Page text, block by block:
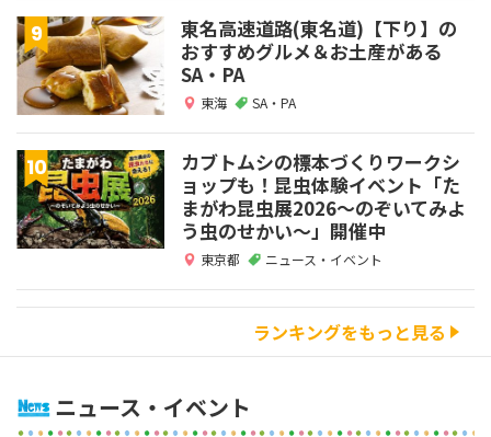
東名高速道路(東名道)【下り】の
おすすめグルメ＆お土産がある
SA・PA
東海 SA・PA
カブトムシの標本づくりワークシ
ョップも！昆虫体験イベント「た
まがわ昆虫展2026～のぞいてみよ
う虫のせかい～」開催中
東京都 ニュース・イベント
ランキングをもっと見る
ニュース・イベント